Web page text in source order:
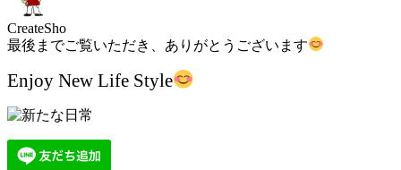
CreateSho
最後までご覧いただき、ありがとうございます
Enjoy New Life Style